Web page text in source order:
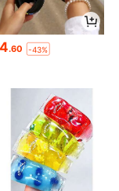
4.60 -43%